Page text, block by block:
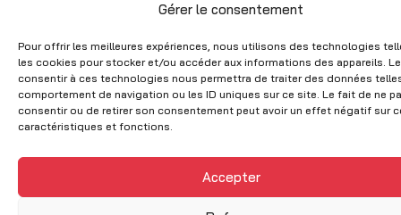
Gérer le consentement
Pour offrir les meilleures expériences, nous utilisons des technologies
les cookies pour stocker et/ou accéder aux informations des appareils.
consentir à ces technologies nous permettra de traiter des données
comportement de navigation ou les ID uniques sur ce site. Le fait de ne
consentir ou de retirer son consentement peut avoir un effet négatif sur
caractéristiques et fonctions.
Accepter